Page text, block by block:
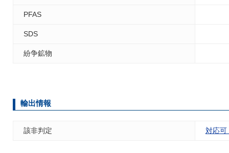
PFAS
SDS
紛争鉱物
輸出情報
該非判定 対応可